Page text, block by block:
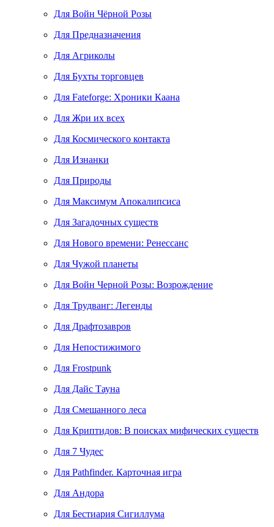
Для Войн Чёрной Розы
Для Предназначения
Для Агриколы
Для Бухты торговцев
Для Fateforge: Хроники Каана
Для Жри их всех
Для Космического контакта
Для Изнанки
Для Природы
Для Максимум Апокалипсиса
Для Загадочных существ
Для Нового времени: Ренессанс
Для Чужой планеты
Для Войн Черной Розы: Возрождение
Для Трудванг: Легенды
Для Драфтозавров
Для Непостижимого
Для Frostpunk
Для Дайс Тауна
Для Смешанного леса
Для Криптидов: В поисках мифических существ
Для 7 Чудес
Для Pathfinder. Карточная игра
Для Андора
Для Бестиария Сигиллума